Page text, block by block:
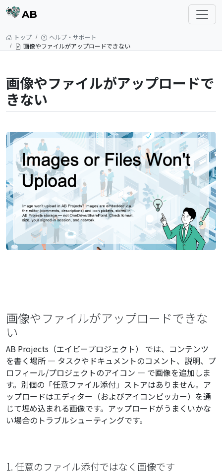
AB
トップ
ヘルプ・サポート
画像やファイルがアップロードできない
画像やファイルがアップロードで
きない
画像やファイルがアップロードできな
い
AB Projects（エイビープロジェクト） では、コンテンツ
を書く場所 — タスクやドキュメントのコメント、説明、プ
ロフィール/プロジェクトのアイコン — で画像を追加しま
す。別個の「任意ファイル添付」ストアはありません。ア
ップロードはエディター（およびアイコンピッカー）を通
じて埋め込まれる画像です。アップロードがうまくいかな
い場合のトラブルシューティングです。
1. 任意のファイル添付ではなく画像です